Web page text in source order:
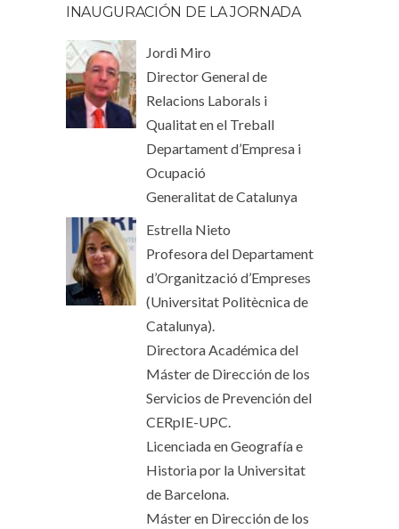
INAUGURACIÓN DE LA JORNADA
Jordi Miro
Director General de
Relacions Laborals i
Qualitat en el Treball
Departament d’Empresa i
Ocupació
Generalitat de Catalunya
Estrella Nieto
Profesora del Departament
d’Organització d’Empreses
(Universitat Politècnica de
Catalunya).
Directora Académica del
Máster de Dirección de los
Servicios de Prevención del
CERpIE-UPC.
Licenciada en Geografía e
Historia por la Universitat
de Barcelona.
Máster en Dirección de los